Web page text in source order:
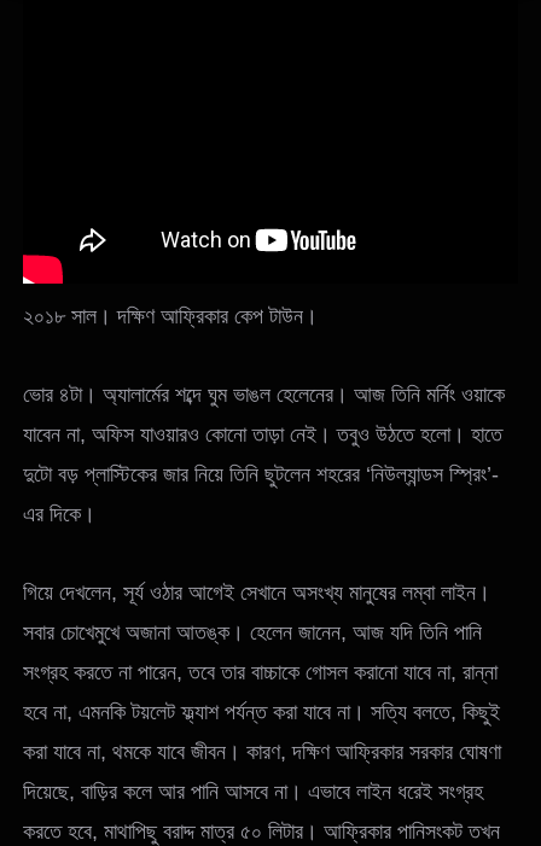
২০১৮ সাল। দক্ষিণ আফ্রিকার কেপ টাউন।
ভোর ৪টা। অ্যালার্মের শব্দে ঘুম ভাঙল হেলেনের। আজ তিনি মর্নিং ওয়াকে
যাবেন না, অফিস যাওয়ারও কোনো তাড়া নেই। তবুও উঠতে হলো। হাতে
দুটো বড় প্লাস্টিকের জার নিয়ে তিনি ছুটলেন শহরের ‘নিউল্যান্ডস স্প্রিং’-
এর দিকে।
গিয়ে দেখলেন, সূর্য ওঠার আগেই সেখানে অসংখ্য মানুষের লম্বা লাইন।
সবার চোখেমুখে অজানা আতঙ্ক। হেলেন জানেন, আজ যদি তিনি পানি
সংগ্রহ করতে না পারেন, তবে তার বাচ্চাকে গোসল করানো যাবে না, রান্না
হবে না, এমনকি টয়লেট ফ্ল্যাশ পর্যন্ত করা যাবে না। সত্যি বলতে, কিছুই
করা যাবে না, থমকে যাবে জীবন। কারণ, দক্ষিণ আফ্রিকার সরকার ঘোষণা
দিয়েছে, বাড়ির কলে আর পানি আসবে না। এভাবে লাইন ধরেই সংগ্রহ
করতে হবে, মাথাপিছু বরাদ্দ মাত্র ৫০ লিটার। আফ্রিকার পানিসংকট তখন